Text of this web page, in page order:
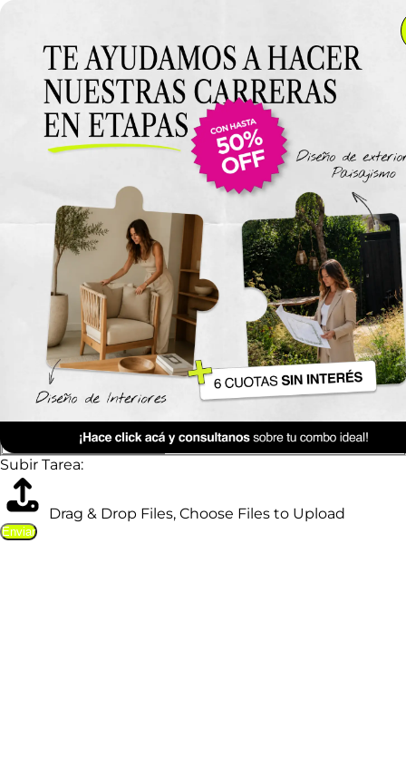
Anterior Clase
Proyecto Final
Para subir tu proyecto final, comprimí tus archivos en
.zippara poder adjuntarlo.
Nombre *
Nombre
Apellidos
Subir Tarea:
Drag & Drop Files, Choose Files to Upload
Enviar